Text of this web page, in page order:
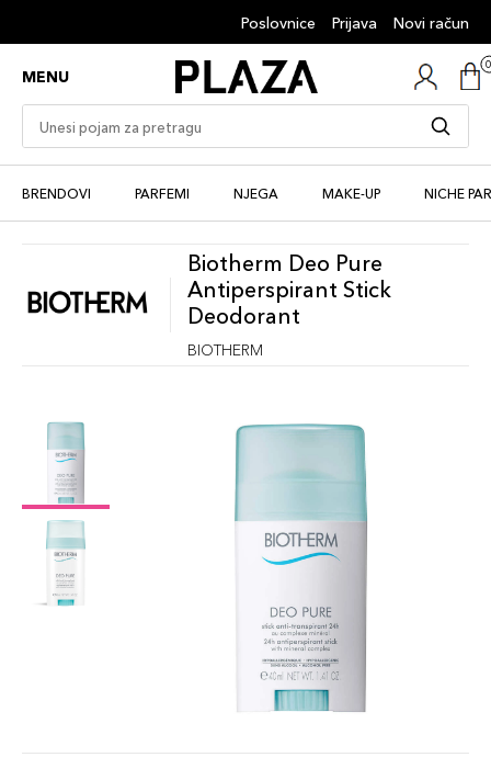
Poslovnice Prijava Novi račun
MENU
BRENDOVI PARFEMI NJEGA MAKE-UP NICHE
Biotherm Deo Pure
Antiperspirant Stick
Deodorant
BIOTHERM